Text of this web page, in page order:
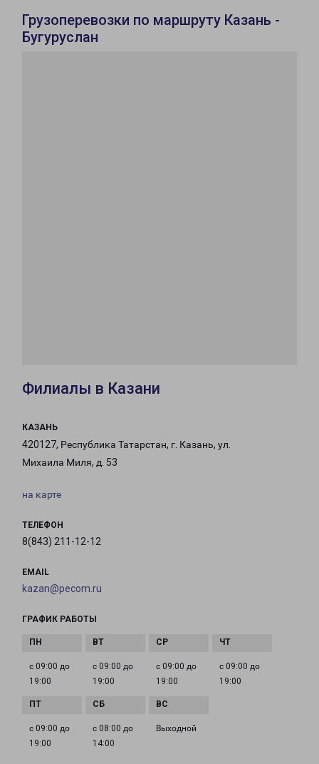
Грузоперевозки по маршруту Казань -
Бугуруслан
Филиалы в Казани
КАЗАНЬ
420127, Республика Татарстан, г. Казань, ул.
Михаила Миля, д. 53
на карте
ТЕЛЕФОН
8(843) 211-12-12
EMAIL
kazan@pecom.ru
ГРАФИК РАБОТЫ
с 09:00 до
19:00
с 09:00 до
19:00
с 09:00 до
19:00
с 09:00 до
19:00
с 09:00 до
19:00
с 08:00 до
14:00
Выходной